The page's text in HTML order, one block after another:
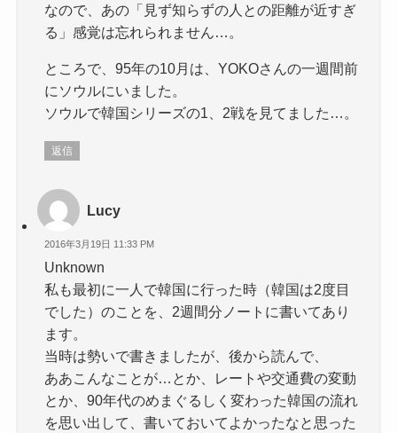
なので、あの「見ず知らずの人との距離が近すぎ
る」感覚は忘れられません…。
ところで、95年の10月は、YOKOさんの一週間前
にソウルにいました。
ソウルで韓国シリーズの1、2戦を見てました…。
返信
Lucy
2016年3月19日 11:33 PM
Unknown
私も最初に一人で韓国に行った時（韓国は2度目
でした）のことを、2週間分ノートに書いてあり
ます。
当時は勢いで書きましたが、後から読んで、
ああこんなことが…とか、レートや交通費の変動
とか、90年代のめまぐるしく変わった韓国の流れ
を思い出して、書いておいてよかったなと思った